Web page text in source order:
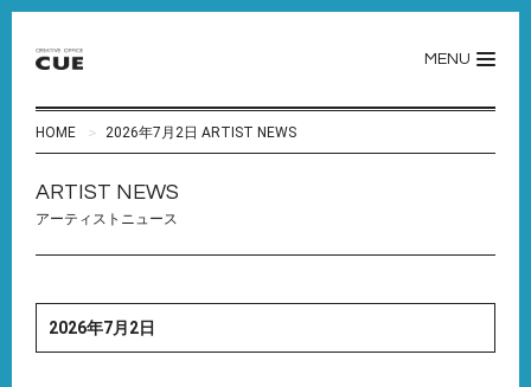
MENU
HOME 2026年7月2日 ARTIST NEWS
ARTIST NEWS
アーティストニュース
2026年7月2日